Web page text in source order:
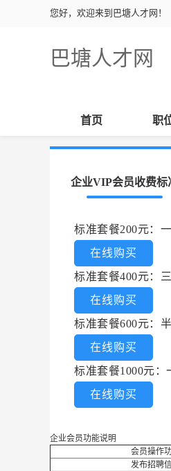
您好，欢迎来到巴塘人才网！
巴塘人才网
首页 职
企业VIP会员收费标
标准套餐200元：
在线购买
标准套餐400元：
在线购买
标准套餐600元：
在线购买
标准套餐1000元：
在线购买
企业会员功能说明
会员操作
发布招聘